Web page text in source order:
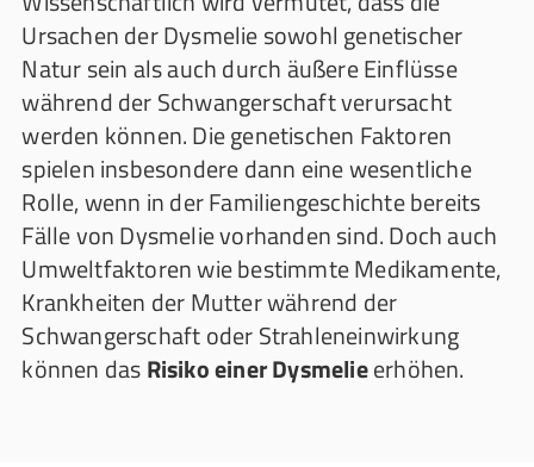
Ursachen der Dysmelie sowohl genetischer
Natur sein als auch durch äußere Einflüsse
während der Schwangerschaft verursacht
werden können. Die genetischen Faktoren
spielen insbesondere dann eine wesentliche
Rolle, wenn in der Familiengeschichte bereits
Fälle von Dysmelie vorhanden sind. Doch auch
Umweltfaktoren wie bestimmte Medikamente,
Krankheiten der Mutter während der
Schwangerschaft oder Strahleneinwirkung
können dasRisiko einer Dysmelieerhöhen.